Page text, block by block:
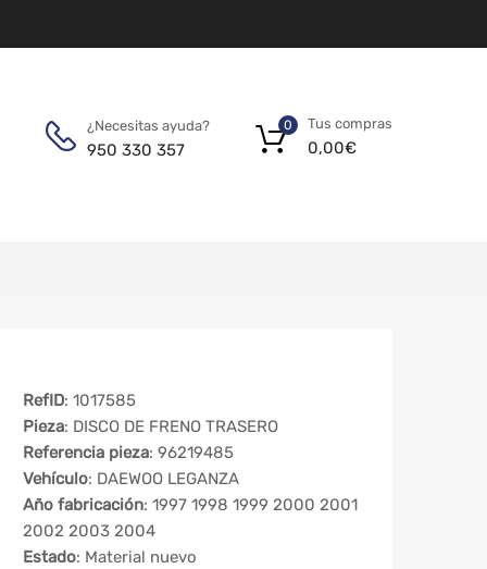
¿Necesitas ayuda?
950 330 357
Tus compras
0,00€
0
RefID: 1017585
Pieza: DISCO DE FRENO TRASERO
Referencia pieza: 96219485
Vehículo: DAEWOO LEGANZA
Año fabricación: 1997 1998 1999 2000 2001
2002 2003 2004
Estado: Material nuevo